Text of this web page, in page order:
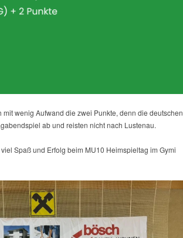
mit wenig Aufwand die zwei Punkte, denn die deutschen
ab und reisten nicht nach Lustenau.
Spaß und Erfolg beim MU10 Heimspieltag im Gymi